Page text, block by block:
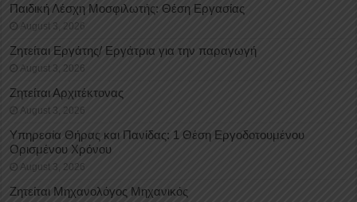
Παιδική Λέσχη Μοσφιλωτής: Θέση Εργασίας
August 3, 2026
Ζητείται Εργάτης/ Εργάτρια για την παραγωγή
August 3, 2026
Ζητείται Αρχιτέκτονας
August 3, 2026
Υπηρεσία Θήρας και Πανίδας: 1 Θέση Eργοδοτουμένου
Oρισμένου Xρόνου
August 3, 2026
Ζητείται Μηχανολόγος Μηχανικός